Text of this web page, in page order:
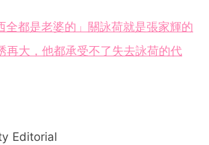
全都是老婆的」關詠荷就是張家輝的
再大，他都承受不了失去詠荷的代
Editorial